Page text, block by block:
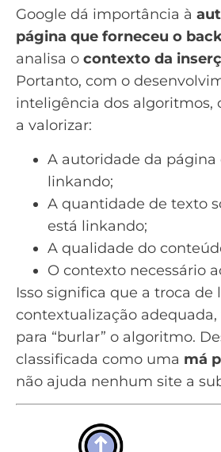
Google dá importância à
página que forneceu o
analisa o contexto da
Portanto, com o
inteligência dos algoritmos,
a valorizar:
A autoridade da página
linkando;
A quantidade de texto
está linkando;
A qualidade do
O contexto necessário
Isso significa que a troca de
contextualização
para “burlar” o algoritmo.
classificada como uma má
não ajuda nenhum site a